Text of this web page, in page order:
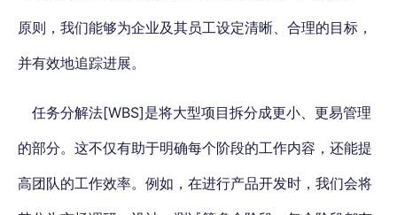
原则，我们能够为企业及其员工设定清晰、合理的目标，
并有效地追踪进展。
任务分解法[WBS]是将大型项目拆分成更小、更易管理
的部分。这不仅有助于明确每个阶段的工作内容，还能提
高团队的工作效率。例如，在进行产品开发时，我们会将